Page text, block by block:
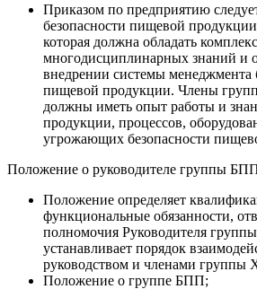
Приказом по предприятию
безопасности пищевой
которая должна обладать
многодисциплинарных знаний и
внедрении системы менеджмента
пищевой продукции. Члены
должны иметь опыт работы и
продукции, процессов,
угрожающих безопасности
Положение о руководителе группы
Положение определяет
функциональные обязанности,
полномочия Руководителя
устанавливает порядок
руководством и членами
Положение о группе БПП;